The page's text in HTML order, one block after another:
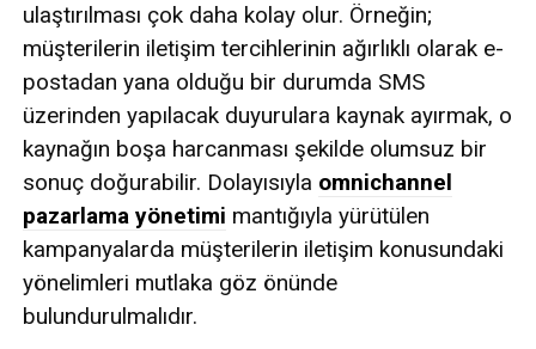
ulaştırılması çok daha kolay olur. Örneğin;
müşterilerin iletişim tercihlerinin ağırlıklı olarak e-
postadan yana olduğu bir durumda SMS
üzerinden yapılacak duyurulara kaynak ayırmak, o
kaynağın boşa harcanması şekilde olumsuz bir
sonuç doğurabilir. Dolayısıyla omnichannel
pazarlama yönetimi mantığıyla yürütülen
kampanyalarda müşterilerin iletişim konusundaki
yönelimleri mutlaka göz önünde
bulundurulmalıdır.